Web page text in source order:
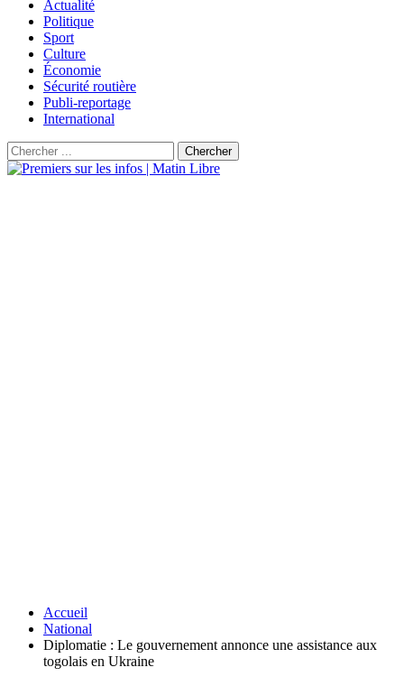
Actualité
Politique
Sport
Culture
Économie
Sécurité routière
Publi-reportage
International
Accueil
National
Diplomatie : Le gouvernement annonce une assistance aux
togolais en Ukraine